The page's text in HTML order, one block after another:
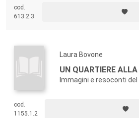
cod.
613.2.3
Laura Bovone
UN QUARTIERE
Immagini e resoconti
cod.
1155.1.2